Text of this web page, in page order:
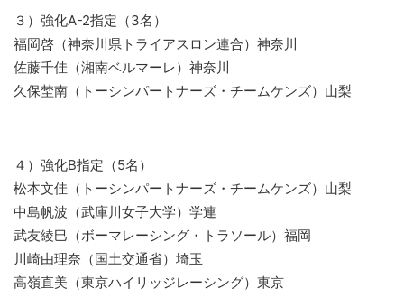
３）強化A-2指定（3名）
福岡啓（神奈川県トライアスロン連合）神奈川
佐藤千佳（湘南ベルマーレ）神奈川
久保埜南（トーシンパートナーズ・チームケンズ）山梨
４）強化B指定（5名）
松本文佳（トーシンパートナーズ・チームケンズ）山梨
中島帆波（武庫川女子大学）学連
武友綾巳（ボーマレーシング・トラソール）福岡
川崎由理奈（国土交通省）埼玉
高嶺直美（東京ハイリッジレーシング）東京